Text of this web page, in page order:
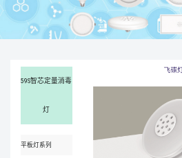
59S智芯定量消毒
灯
平板灯系列